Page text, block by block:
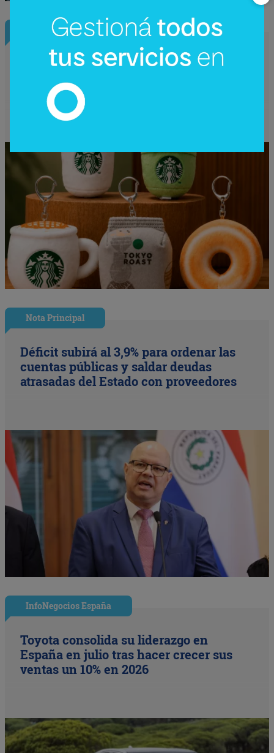
InfoNegocios Miami
Starbucks Japón y la cápsula
coleccionable que vale más que el café
(el producto se convierte en ecosistema)
Nota Principal
Déficit subirá al 3,9% para ordenar las
cuentas públicas y saldar deudas
atrasadas del Estado con proveedores
InfoNegocios España
Toyota consolida su liderazgo en
España en julio tras hacer crecer sus
ventas un 10% en 2026